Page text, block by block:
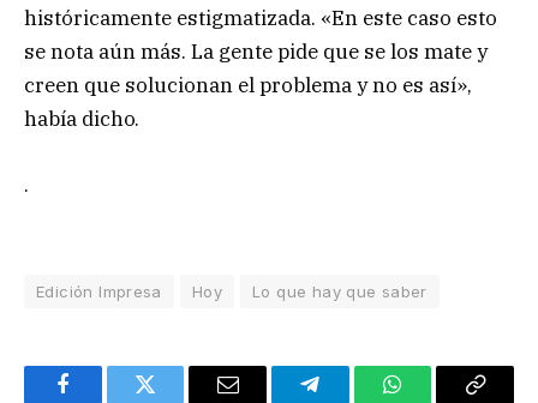
históricamente estigmatizada. «En este caso esto
se nota aún más. La gente pide que se los mate y
creen que solucionan el problema y no es así»,
había dicho.
.
Edición Impresa Hoy Lo que hay que saber